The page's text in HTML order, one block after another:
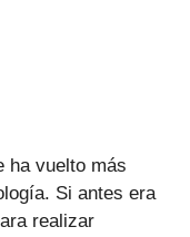
ha vuelto más
Si antes era
realizar